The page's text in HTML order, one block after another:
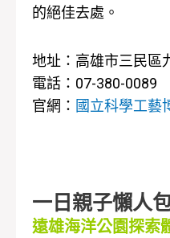
的絕佳去處。
地址：高雄市三民區
電話：07-380-0089
官網： 國立科學工藝
一日親子懶人
遠雄海洋公園探索